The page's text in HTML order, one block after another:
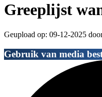
Greeplijst
Geupload op: 09-12-2025
Gebruik van media